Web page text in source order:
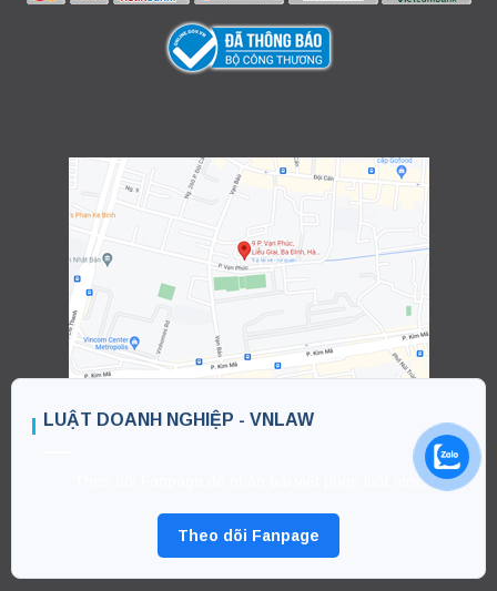
LUẬT DOANH NGHIỆP - VNLAW
Theo dõi Fanpage để nhận bài viết pháp luật mới.
Theo dõi Fanpage